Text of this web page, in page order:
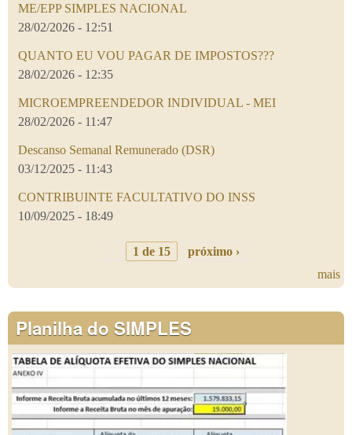
ME/EPP SIMPLES NACIONAL
28/02/2026 - 12:51
QUANTO EU VOU PAGAR DE IMPOSTOS???
28/02/2026 - 12:35
MICROEMPREENDEDOR INDIVIDUAL - MEI
28/02/2026 - 11:47
Descanso Semanal Remunerado (DSR)
03/12/2025 - 11:43
CONTRIBUINTE FACULTATIVO DO INSS
10/09/2025 - 18:49
1 de 15
próximo ›
mais
Planilha do SIMPLES